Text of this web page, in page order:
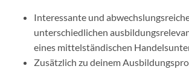
Interessante und
unterschiedlichen
eines mittelständischen
Zusätzlich zu deinem